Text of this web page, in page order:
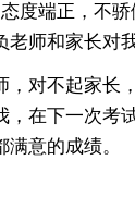
度端正，不骄
师和家长对
，对不起家长
，在下一次考
意的成绩。